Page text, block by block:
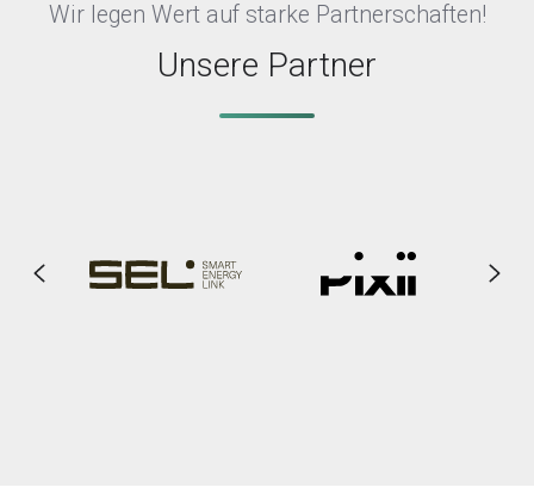
Wir legen Wert auf starke Partnerschaften!
Unsere Partner